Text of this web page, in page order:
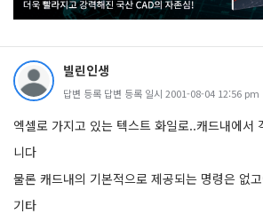
빌린인생
답변 등록 답변 등록 일시 2001-08-04 12:56 pm
엑셀로 가지고 있는 텍스트 화일로..캐드내에서
니다
물론 캐드내의 기본적으로 제공되는 명령은 없
기타